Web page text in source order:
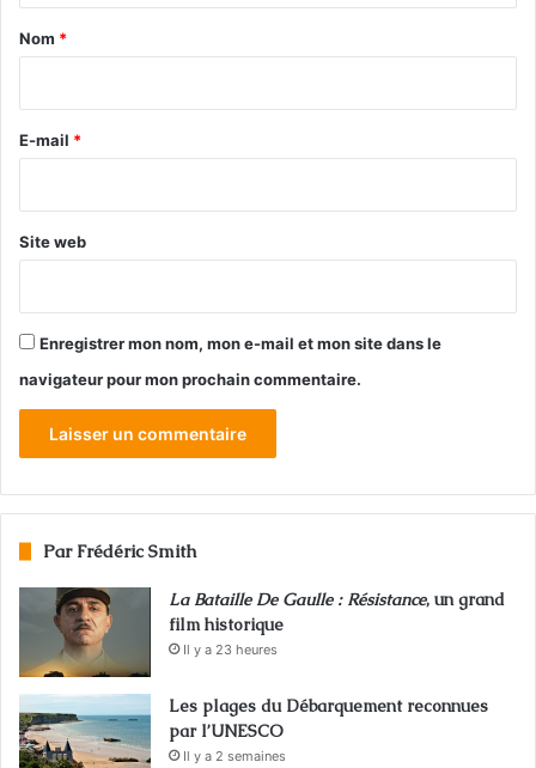
a
e
Nom *
E-mail *
Site web
Enregistrer mon nom, mon e-mail et mon site dans le
navigateur pour mon prochain commentaire.
Par Frédéric Smith
La Bataille De Gaulle : Résistance, un grand
film historique
Il y a 23 heures
Les plages du Débarquement reconnues
par l’UNESCO
Il y a 2 semaines